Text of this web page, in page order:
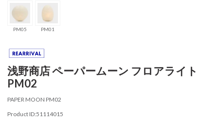
PM05 PM01
浅野商店 ペーパームーン フロアライト
PM02
PAPER MOON PM02
Product ID:51114015